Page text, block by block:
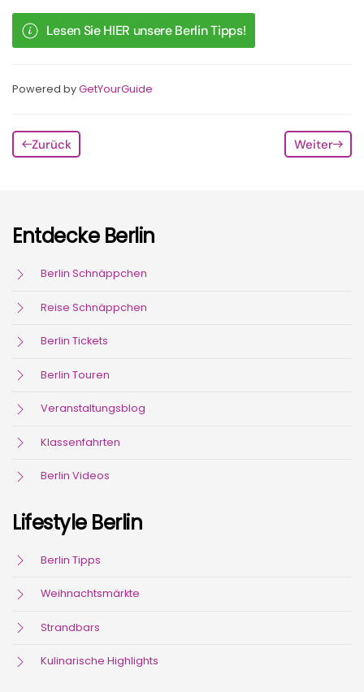
Lesen Sie HIER unsere Berlin Tipps!
Powered byGetYourGuide
Zurück Weiter
Entdecke Berlin
Berlin Schnäppchen
Reise Schnäppchen
Berlin Tickets
Berlin Touren
Veranstaltungsblog
Klassenfahrten
Berlin Videos
Lifestyle Berlin
Berlin Tipps
Weihnachtsmärkte
Strandbars
Kulinarische Highlights